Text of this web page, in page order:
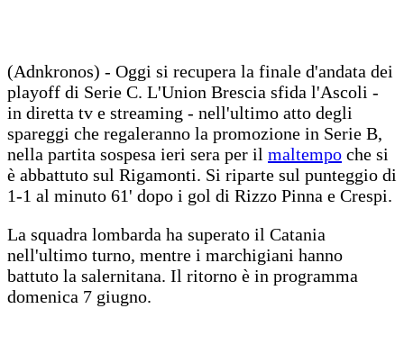
(Adnkronos) - Oggi si recupera la finale d'andata dei
playoff di Serie C. L'Union Brescia sfida l'Ascoli -
in diretta tv e streaming - nell'ultimo atto degli
spareggi che regaleranno la promozione in Serie B,
nella partita sospesa ieri sera per il maltempo che si
è abbattuto sul Rigamonti. Si riparte sul punteggio di
1-1 al minuto 61' dopo i gol di Rizzo Pinna e Crespi.
La squadra lombarda ha superato il Catania
nell'ultimo turno, mentre i marchigiani hanno
battuto la salernitana. Il ritorno è in programma
domenica 7 giugno.